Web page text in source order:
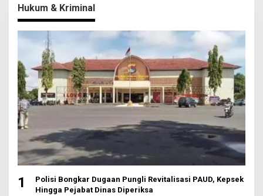
Hukum & Kriminal
1
Polisi Bongkar Dugaan Pungli Revitalisasi PAUD, Kepsek
Hingga Pejabat Dinas Diperiksa